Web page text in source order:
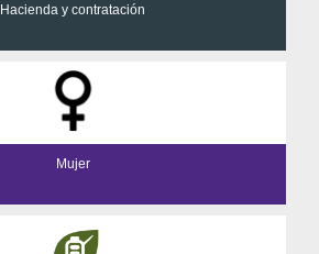
Hacienda y contratación
Mujer